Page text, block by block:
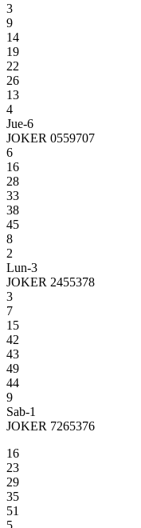
3
9
14
19
22
26
13
4
Jue-6
JOKER 0559707
6
16
28
33
38
45
8
2
Lun-3
JOKER 2455378
3
7
15
42
43
49
44
9
Sab-1
JOKER 7265376
16
23
29
35
51
5